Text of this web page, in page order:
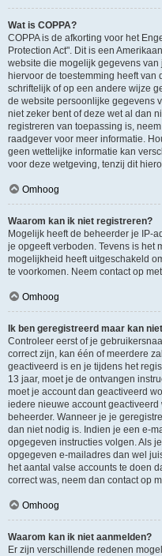
Wat is COPPA?
COPPA is de afkorting voor het
Protection Act". Dit is een
website die mogelijk gegevens
hiervoor de toestemming heeft
schriftelijk of op een andere wijze
de website persoonlijke gegevens
niet zeker bent of deze wet al dan
registreren van toepassing is,
raadgever voor meer informatie.
geen wettelijke informatie kan
voor deze wetgeving, tenzij dit
Omhoog
Waarom kan ik niet registreren?
Mogelijk heeft de beheerder je IP-
je opgeeft verboden. Tevens is het
mogelijkheid heeft uitgeschakeld
te voorkomen. Neem contact op
Omhoog
Ik ben geregistreerd maar kan
Controleer eerst of je
correct zijn, kan één of meerdere
geactiveerd is en je tijdens het
13 jaar, moet je de ontvangen
moet je account dan geactiveerd
iedere nieuwe account
beheerder. Wanneer je je
dan niet nodig is. Indien je een e-
opgegeven instructies volgen. Als
opgegeven e-mailadres dan wel
het aantal valse accounts te doen
correct was, neem dan contact op
Omhoog
Waarom kan ik niet aanmelden?
Er zijn verschillende redenen